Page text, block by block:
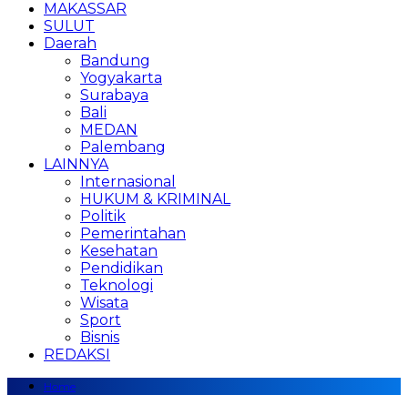
MAKASSAR
SULUT
Daerah
Bandung
Yogyakarta
Surabaya
Bali
MEDAN
Palembang
LAINNYA
Internasional
HUKUM & KRIMINAL
Politik
Pemerintahan
Kesehatan
Pendidikan
Teknologi
Wisata
Sport
Bisnis
REDAKSI
Home